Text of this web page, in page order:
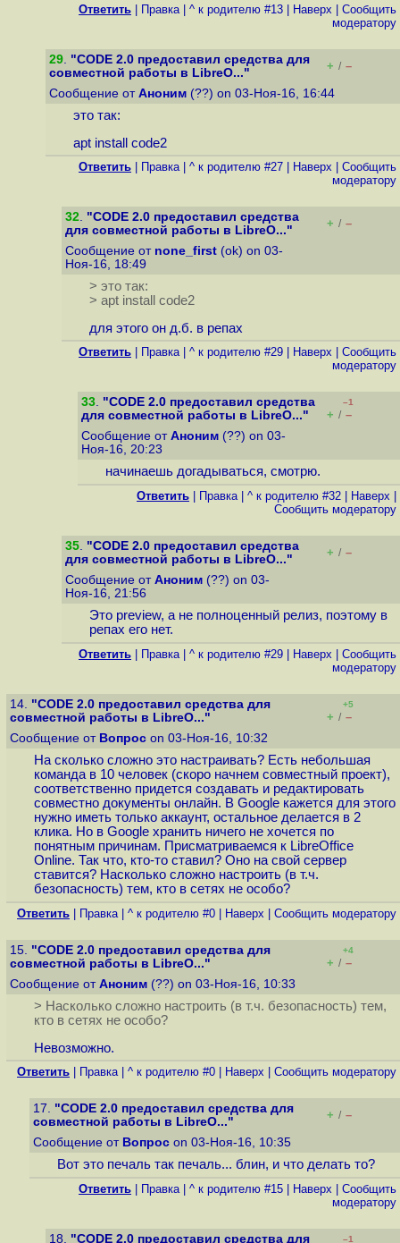
Ответить Правка| ^ к родителю #13 Наверх
Cообщить
модератору
29. "CODE 2.0 предоставил средства для
совместной работы в LibreO..."
+ / –
Сообщение от Аноним (??) on 03-Ноя-16, 16:44
это так:
apt install code2
Ответить Правка| ^ к родителю #27 Наверх
Cообщить
модератору
32. "CODE 2.0 предоставил средства
для совместной работы в LibreO..."
+ / –
Сообщение от none_first (ok) on 03-
Ноя-16, 18:49
> это так:
> apt install code2
для этого он д.б. в репах
Ответить Правка| ^ к родителю #29 Наверх
Cообщить
модератору
33. "CODE 2.0 предоставил средства
для совместной работы в LibreO..."
–1
+ / –
Сообщение от Аноним (??) on 03-
Ноя-16, 20:23
начинаешь догадываться, смотрю.
Ответить Правка| ^ к родителю #32 Наверх
Cообщить модератору
35. "CODE 2.0 предоставил средства
для совместной работы в LibreO..."
+ / –
Сообщение от Аноним (??) on 03-
Ноя-16, 21:56
Это preview, а не полноценный релиз, поэтому в
репах его нет.
Ответить Правка| ^ к родителю #29 Наверх
Cообщить
модератору
14. "CODE 2.0 предоставил средства для
совместной работы в LibreO..."
+5
+ / –
Сообщение от Вопрос on 03-Ноя-16, 10:32
На сколько сложно это настраивать? Есть небольшая
команда в 10 человек (скоро начнем совместный проект),
соответственно придется создавать и редактировать
совместно документы онлайн. В Google кажется для этого
нужно иметь только аккаунт, остальное делается в 2
клика. Но в Google хранить ничего не хочется по
понятным причинам. Присматриваемся к LibreOffice
Online. Так что, кто-то ставил? Оно на свой сервер
ставится? Насколько сложно настроить (в т.ч.
безопасность) тем, кто в сетях не особо?
Ответить Правка| ^ к родителю #0 Наверх Cообщить модератору
15. "CODE 2.0 предоставил средства для
совместной работы в LibreO..."
+4
+ / –
Сообщение от Аноним (??) on 03-Ноя-16, 10:33
> Насколько сложно настроить (в т.ч. безопасность) тем,
кто в сетях не особо?
Невозможно.
Ответить Правка| ^ к родителю #0 Наверх Cообщить модератору
17. "CODE 2.0 предоставил средства для
совместной работы в LibreO..."
+ / –
Сообщение от Вопрос on 03-Ноя-16, 10:35
Вот это печаль так печаль... блин, и что делать то?
Ответить Правка| ^ к родителю #15 Наверх
Cообщить
модератору
18. "CODE 2.0 предоставил средства для
–1